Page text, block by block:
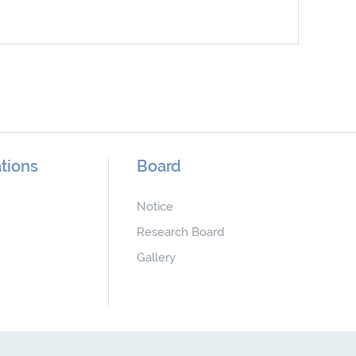
Board
Notice
Research Board
Gallery